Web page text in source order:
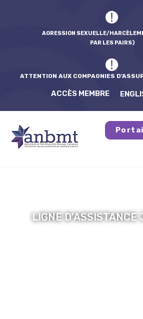
AGRESSION SEXUELLE/
PAR LES PAIRS)
ATTENTION AUX COMPAGNIES
ACCÈS MEMBRE
LIGNE D’ASSISTANCE